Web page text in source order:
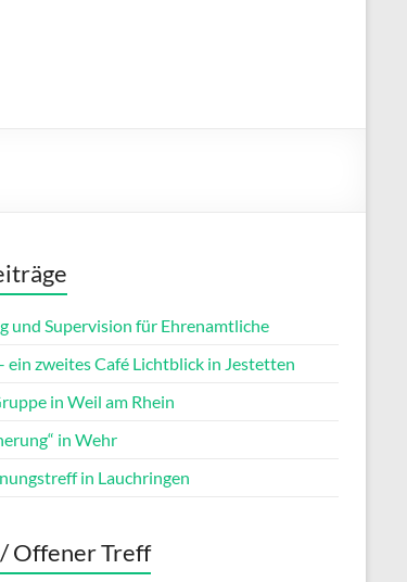
und Supervision für Ehrenamtliche
ein zweites Café Lichtblick in Jestetten
in Weil am Rhein
in Wehr
in Lauchringen
Offener Treff